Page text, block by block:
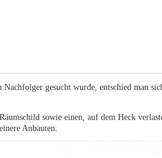
gesucht wurde, entschied man
sowie einen, auf dem Heck
Anbauten.